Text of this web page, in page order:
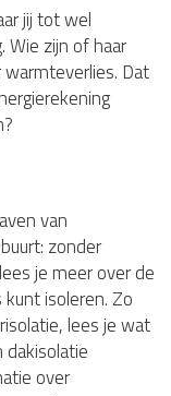
jij tot wel
Wie zijn of haar
Dat
van
zonder
je meer over de
isoleren. Zo
lees je wat
over